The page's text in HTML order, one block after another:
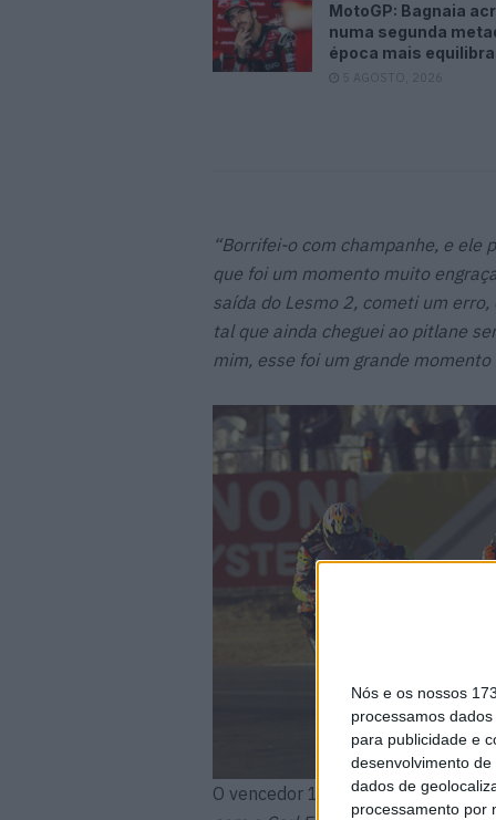
Nós e os nossos
processamos
para publicidade e
desenvolvimento de
dados de
processamento por
MotoGP: Bagnaia
numa segunda
época mais
5 AGOSTO, 2026
“Borrifei-o com champanhe, e ele
que foi um momento muito
saída do Lesmo 2, cometi um
tal que ainda cheguei ao pitlane
mim, esse foi um grande momento
O vencedor 17 vezes comentou